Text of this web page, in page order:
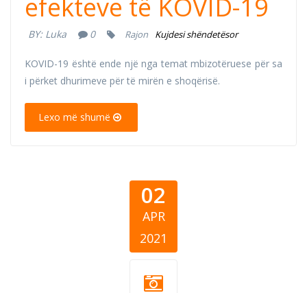
efekteve të KOVID-19
BY: Luka 0 Rajon Kujdesi shëndetësor
KOVID-19 është ende një nga temat mbizotëruese për sa
i përket dhurimeve për të mirën e shoqërisë.
Lexo më shumë
02
APR
2021